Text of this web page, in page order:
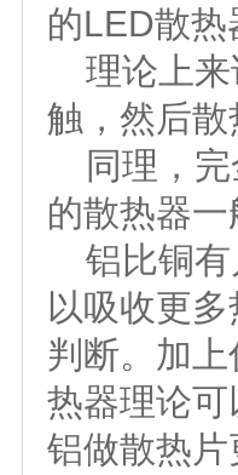
的LED散
理论上来
触，然后
同理，完
的散热器
铝比铜有
以吸收更
判断。加
热器理论
铝做散热片